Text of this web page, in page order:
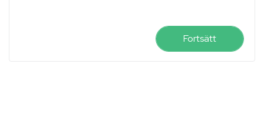
Fortsätt